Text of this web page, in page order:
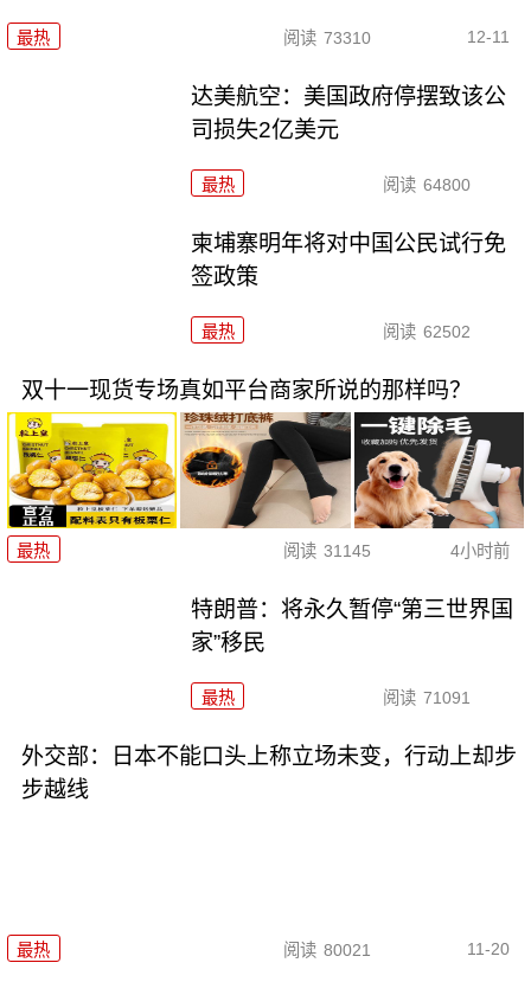
最热 阅读 73310 12-11
达美航空：美国政府停摆致该公
司损失2亿美元
最热 阅读 64800
柬埔寨明年将对中国公民试行免
签政策
最热 阅读 62502
双十一现货专场真如平台商家所说的那样吗？
最热 阅读 31145 4小时前
特朗普：将永久暂停“第三世界国
家”移民
最热 阅读 71091
外交部：日本不能口头上称立场未变，行动上却步
步越线
最热 阅读 80021 11-20